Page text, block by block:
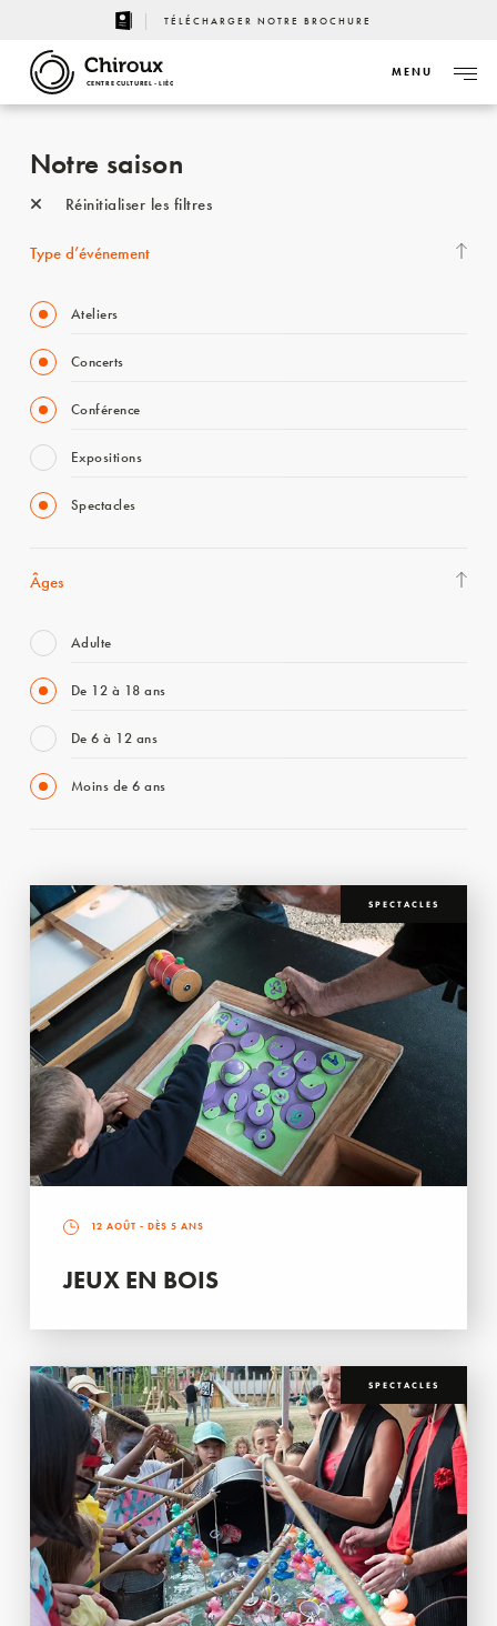
TÉLÉCHARGER NOTRE BROCHURE
CENTRE CULTUREL - LIÈGE
MENU
Notre saison
Réinitialiser les filtres
Type d’événement
Ateliers
Concerts
Conférence
Expositions
Spectacles
Âges
Adulte
De 12 à 18 ans
De 6 à 12 ans
Moins de 6 ans
SPECTACLES
12 AOÛT - DÈS 5 ANS
JEUX EN BOIS
SPECTACLES